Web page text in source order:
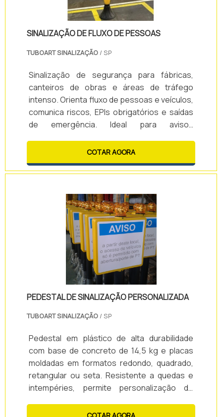
SINALIZAÇÃO DE FLUXO DE PESSOAS
TUBOART SINALIZAÇÃO / SP
Sinalização de segurança para fábricas,
canteiros de obras e áreas de tráfego
intenso. Orienta fluxo de pessoas e veículos,
comunica riscos, EPIs obrigatórios e saídas
de emergência. Ideal para avisos
comunicação rápida em ambientes
industriais e comerciais.
COTAR AGORA
PEDESTAL DE SINALIZAÇÃO PERSONALIZADA
TUBOART SINALIZAÇÃO / SP
Pedestal em plástico de alta durabilidade
com base de concreto de 14,5 kg e placas
moldadas em formatos redondo, quadrado,
retangular ou seta. Resistente a quedas e
intempéries, permite personalização de
vazamento de concreto. Inoxidável,